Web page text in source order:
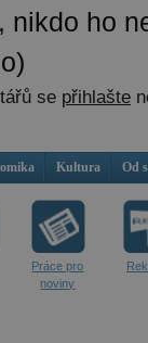
nikdo ho
se přihlašte
Kultura Od
Práce pro
noviny